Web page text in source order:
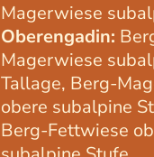
Magerwiese
Oberengadin:
Magerwiese
Tallage, Berg-
obere subalpine
Berg-Fettwiese